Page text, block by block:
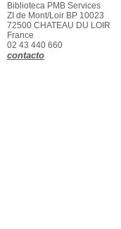
Biblioteca PMB Services
ZI de Mont/Loir BP 10023
72500 CHATEAU DU LOIR
France
02 43 440 660
contacto